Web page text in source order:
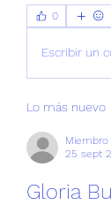
0
Escribir un
Lo más nuevo
25 sept
Gloria